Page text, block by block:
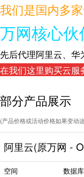
我们是国内多
万网核心
先后代理阿里云、华
在我们这里购买云
部分产品展示
(产品价格或活动价格如果变动
阿里云(原万网 -
空间 数据库